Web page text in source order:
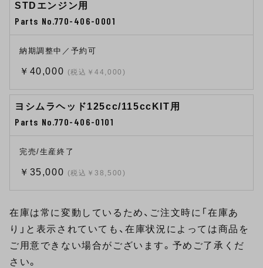
STDエンジン用
Parts No.770-406-0001
納期調整中／予約可
￥40,000 (税込￥44,000)
ヨシムラヘッド125cc/115ccKIT用
Parts No.770-406-0101
完売/生産終了
￥35,000 (税込￥38,500)
在庫は常に変動しているため、ご注文時に「在庫あ
り」と表示されていても、在庫状況によっては商品を
ご用意できない場合がございます。予めご了承くだ
さい。